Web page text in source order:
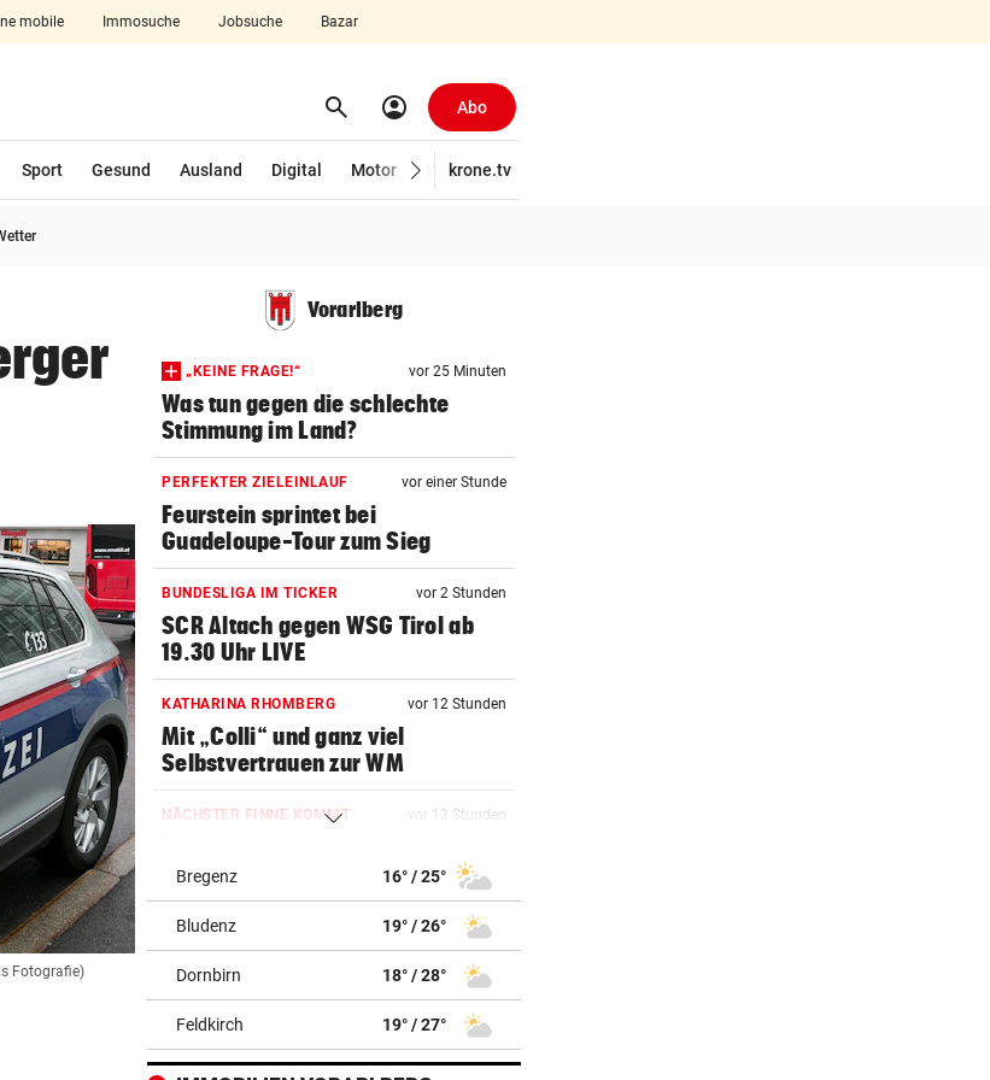
mobile Immosuche Jobsuche Bazar
search Suchen
account_circle Abo
Sport Gesund Ausland Digital Motor Wirtschaft
krone.tv
Fotografie)
Vorarlberg
„KEINE FRAGE!“ vor 25 Minuten
Was tun gegen die schlechte
Stimmung im Land?
PERFEKTER ZIELEINLAUF vor einer Stunde
Feurstein sprintet bei
Guadeloupe-Tour zum Sieg
BUNDESLIGA IM TICKER vor 2 Stunden
SCR Altach gegen WSG Tirol ab
19.30 Uhr LIVE
KATHARINA RHOMBERG vor 12 Stunden
Mit „Colli“ und ganz viel
Selbstvertrauen zur WM
NÄCHSTER FINNE KOMMT vor 13 Stunden
den „Pioneerit“
UMLEITUNG EINGERICHTET vor 14 Stunden
Achtung Autofahrer: Nachtsperre
der A14 bei Götzis
vor 15 Stunden
Aufgedeckt! Chaos bei
Bregenz 16° / 25°
Bludenz 19° / 26°
Dornbirn 18° / 28°
Feldkirch 19° / 27°